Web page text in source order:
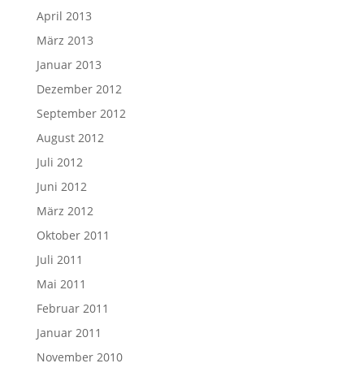
April 2013
März 2013
Januar 2013
Dezember 2012
September 2012
August 2012
Juli 2012
Juni 2012
März 2012
Oktober 2011
Juli 2011
Mai 2011
Februar 2011
Januar 2011
November 2010